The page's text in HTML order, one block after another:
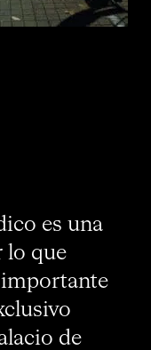
es una
lo que
importante
de